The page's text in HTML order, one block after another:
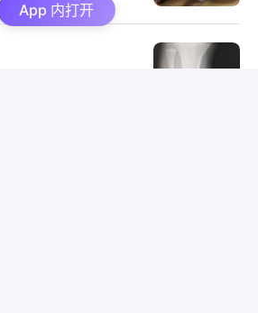
App 内打开